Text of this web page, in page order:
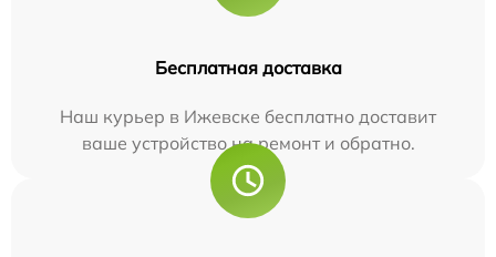
Бесплатная доставка
Наш курьер в Ижевске бесплатно доставит
ваше устройство на ремонт и обратно.